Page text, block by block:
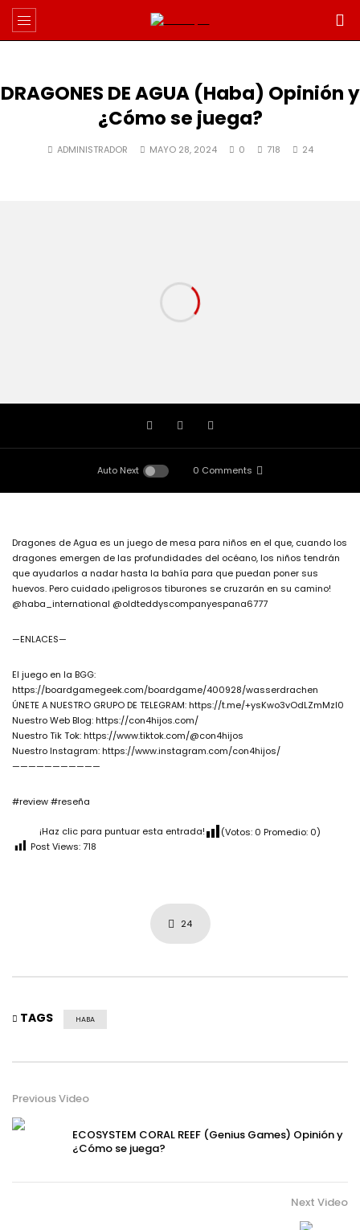
DRAGONES DE AGUA (Haba) Opinión y
¿Cómo se juega?
ADMINISTRADOR MAYO 28, 2024 0 718 24
Auto Next 0 Comments
Dragones de Agua es un juego de mesa para niños en el que, cuando los
dragones emergen de las profundidades del océano, los niños tendrán
que ayudarlos a nadar hasta la bahía para que puedan poner sus
huevos. Pero cuidado ¡peligrosos tiburones se cruzarán en su camino!
@haba_international @oldteddyscompanyespana6777
—ENLACES—
El juego en la BGG:
https://boardgamegeek.com/boardgame/400928/wasserdrachen
ÚNETE A NUESTRO GRUPO DE TELEGRAM: https://t.me/+ysKwo3vOdLZmMzI0
Nuestro Web Blog: https://con4hijos.com/
Nuestro Tik Tok: https://www.tiktok.com/@con4hijos
Nuestro Instagram: https://www.instagram.com/con4hijos/
———————————
#review #reseña
¡Haz clic para puntuar esta entrada! (Votos: 0 Promedio: 0)
Post Views:718
24
TAGS HABA
Previous Video
ECOSYSTEM CORAL REEF (Genius Games) Opinión y
¿Cómo se juega?
Next Video